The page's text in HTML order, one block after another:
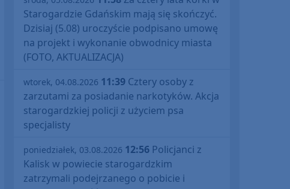
Starogardzie Gdańskim mają się skończyć.
Dzisiaj (5.08) uroczyście podpisano umowę
na projekt i wykonanie obwodnicy miasta
(FOTO, AKTUALIZACJA)
wtorek, 04.08.2026 11:39 Cztery osoby z
zarzutami za posiadanie narkotyków. Akcja
starogardzkiej policji z użyciem psa
specjalisty
poniedziałek, 03.08.2026 12:56 Policjanci z
Kalisk w powiecie starogardzkim
zatrzymali podejrzanego o pobicie i